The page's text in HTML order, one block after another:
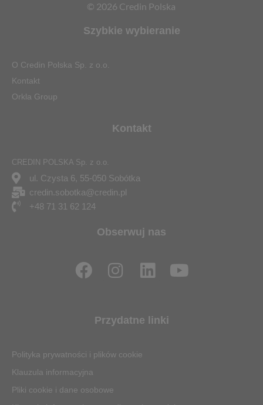
© 2026 Credin Polska
Szybkie wybieranie
O Credin Polska Sp. z o.o.
Kontakt
Orkla Group
Kontakt
CREDIN POLSKA Sp. z o.o.
ul. Czysta 6, 55-050 Sobótka
credin.sobotka@credin.pl
+48 71 31 62 124
Obserwuj nas
F
a
o
o
k
I
n
t
g
L
i
k
Y
o
Przydatne linki
Polityka prywatności i plików cookie
Klauzula informacyjna
Pliki cookie i dane osobowe